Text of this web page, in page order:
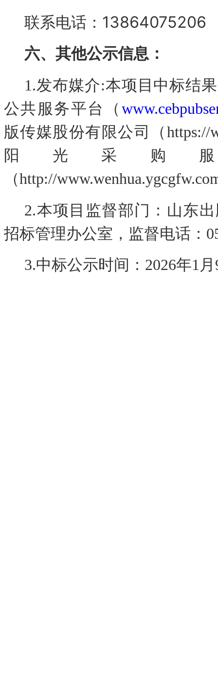
联系电话： 13864075206
六、其他公示信息：
1.发布媒介:本项目中标结
公共服务平台（
版传媒股份有限公司（https://
阳光采购
（http://
2.本项目监督部门：山东
招标管理办公室，监督电话：
3.中标公示时间：2026年1